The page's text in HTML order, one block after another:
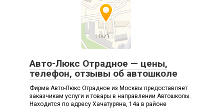
Авто-Люкс Отрадное — цены,
телефон, отзывы об автошколе
Фирма Авто-Люкс Отрадное из Москвы предоставляет
заказчикам услуги и товары в направлении Автошколы.
Находится по адресу Хачатуряна, 14а в районе